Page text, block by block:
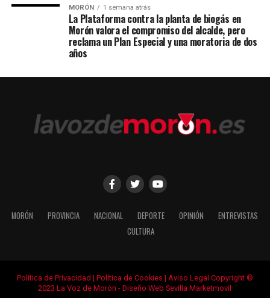
MORÓN 1 semana atrás
La Plataforma contra la planta de biogás en
Morón valora el compromiso del alcalde, pero
reclama un Plan Especial y una moratoria de dos
años
MORÓN PROVINCIA NACIONAL DEPORTE OPINIÓN
ENTREVISTAS
CULTURA
Política de Privacidad | Política de Cookies | Aviso Legal Copyright ©
2023 La Voz de Morón -Diseño Web Sevilla Marketmovil